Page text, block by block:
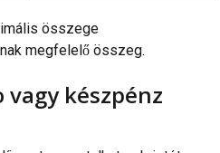
összege
megfelelő összeg.
készpénz